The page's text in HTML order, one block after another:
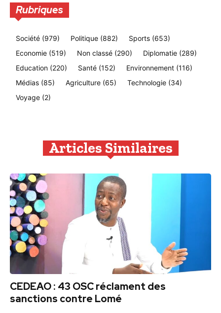
Rubriques
Société (979) Politique (882) Sports (653)
Economie (519) Non classé (290) Diplomatie (289)
Education (220) Santé (152) Environnement (116)
Médias (85) Agriculture (65) Technologie (34)
Voyage (2)
Articles Similaires
CEDEAO : 43 OSC réclament des
sanctions contre Lomé